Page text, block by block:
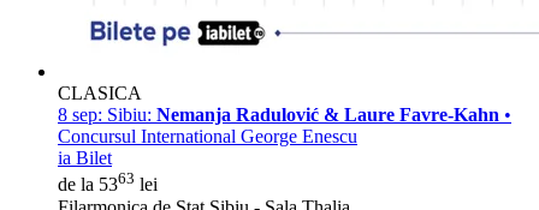
CLASICA
8 sep: Sibiu: Nemanja Radulović & Laure Favre-Kahn •
Concursul International George Enescu
ia Bilet
de la 5363 lei